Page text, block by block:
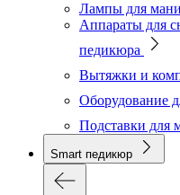
Лампы для
Аппараты для
педикюра
Вытяжки и
Оборудование
Подставки для
Smart педикюр